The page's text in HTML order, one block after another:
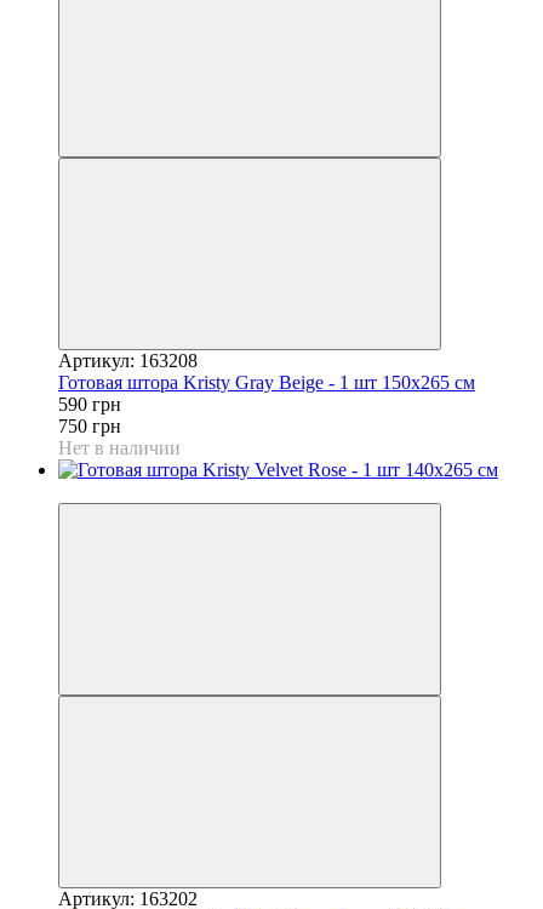
Артикул: 163208
Готовая штора Kristy Gray Beige - 1 шт 150x265 см
590 грн
750 грн
Нет в наличии
Артикул: 163202